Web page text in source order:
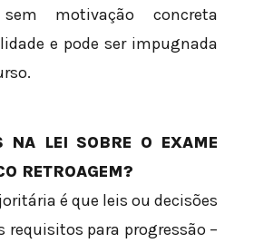
motivação concreta
e pode ser impugnada
NA LEI SOBRE O EXAME
RETROAGEM?
é que leis ou decisões
requisitos para progressão –